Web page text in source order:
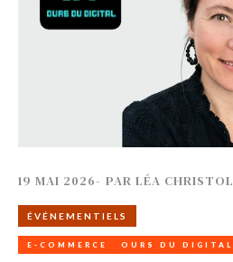
19 MAI 2026- PAR LÉA CHRISTOL
ÉVÉNEMENTIELS
E-COMMERCE OURS DU DIGITAL